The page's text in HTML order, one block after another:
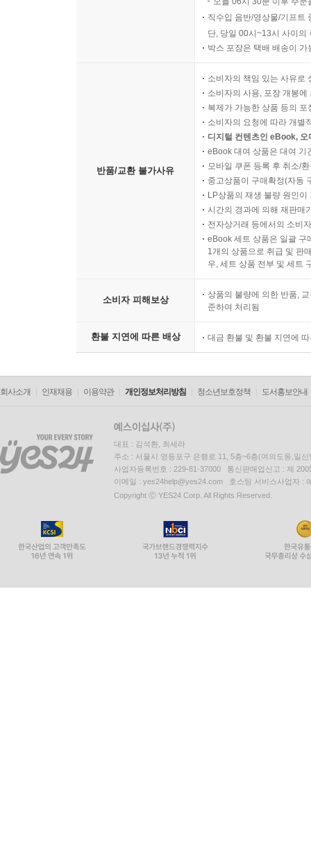
직수입 음반/영상물/기프트
단, 당일 00시~13시 사이의
박스 포장은 택배 배송이
반품/교환 불가사유
소비자의 책임 있는 사유로
소비자의 사용, 포장 개봉
복제가 가능한 상품 등의
소비자의 요청에 따라 개별
디지털 컨텐츠인 eBook,
eBook 대여 상품은 대여 기
모바일 쿠폰 등록 후 취소/
중고상품이 구매확정(자동
LP상품의 재생 불량 원인
시간의 경과에 의해 재판매
전자상거래 등에서의 소비
eBook 세트 상품은 일괄 구
1개의 상품으로 취급 및 판
우, 세트 상품 전부 및 세트
소비자 피해보상
상품의 불량에 의한 반품,
준하여 처리됨
환불 지연에 따른 배상 대금 환불 및 환불 지연에
회사소개 인재채용 이용약관 개인정보처리방침 청소년보호정책 도서홍보안내
대표 : 김석환, 최세라
주소 : 서울시 영등포구 은행로 11, 5층~6층(여의도동,일신
사업자등록번호 : 229-81-37000 통신판매업신고 : 제
이메일 : yes24help@yes24.com 호스팅 서비스사업자 :
Copyright ⓒ YES24 Corp. All Rights Reserved.